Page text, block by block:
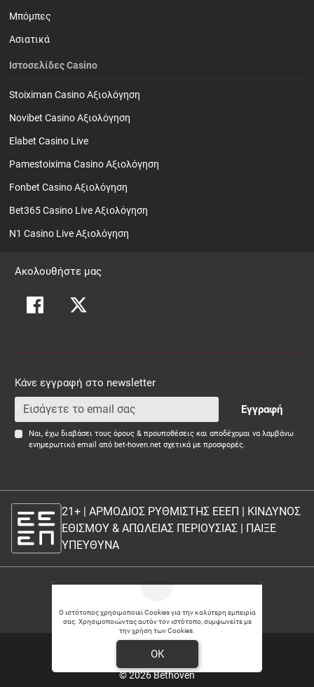
Ο ιστότοπος χρησιμοποιεί Cookies για την καλύτερη εμπειρία
σας. Χρησιμοποιώντας αυτόν τον ιστότοπο, συμφωνείτε με
την χρήση των Cookies.
OK
Mπόμπες
Ασιατικά
Ιστοσελίδες Casino
Stoiximan Casino Αξιολόγηση
Novibet Casino Αξιολόγηση
Elabet Casino Live
Pamestoixima Casino Αξιολόγηση
Fonbet Casino Αξιολόγηση
Bet365 Casino Live Αξιολόγηση
N1 Casino Live Αξιολόγηση
Ακολουθήστε μας
Κάνε εγγραφή στο newsletter
Εγγραφή
Ναι, έχω διαβάσει τους όρους & προυποθέσεις και αποδέχομαι να λαμβάνω
ενημερωτικά email από bet-hoven.net σχετικά με προσφορές.
21+ | ΑΡΜΟΔΙΟΣ ΡΥΘΜΙΣΤΗΣ ΕΕΕΠ | ΚΙΝΔΥΝΟΣ
ΕΘΙΣΜΟΥ & ΑΠΩΛΕΙΑΣ ΠΕΡΙΟΥΣΙΑΣ | ΠΑΙΞΕ
ΥΠΕΥΘΥΝΑ
21+
Θέσεις εργασίας
© 2026 Bethoven